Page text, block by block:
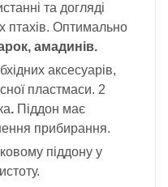
та догляді
птахів. Оптимально
амадинів.
аксесуарів,
пластмаси. 2
. Піддон має
прибирання.
піддону у